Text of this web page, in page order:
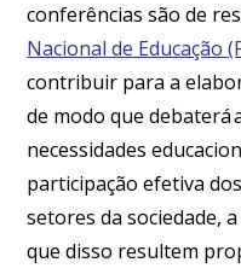
conferências são de
Nacional de Educação
contribuir para a
de modo que debaterá
necessidades
participação efetiva
setores da sociedade,
que disso resultem